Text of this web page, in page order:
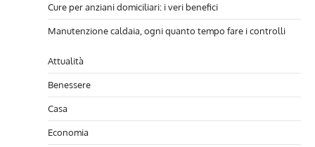
Cure per anziani domiciliari: i veri benefici
Manutenzione caldaia, ogni quanto tempo fare i controlli
Attualità
Benessere
Casa
Economia